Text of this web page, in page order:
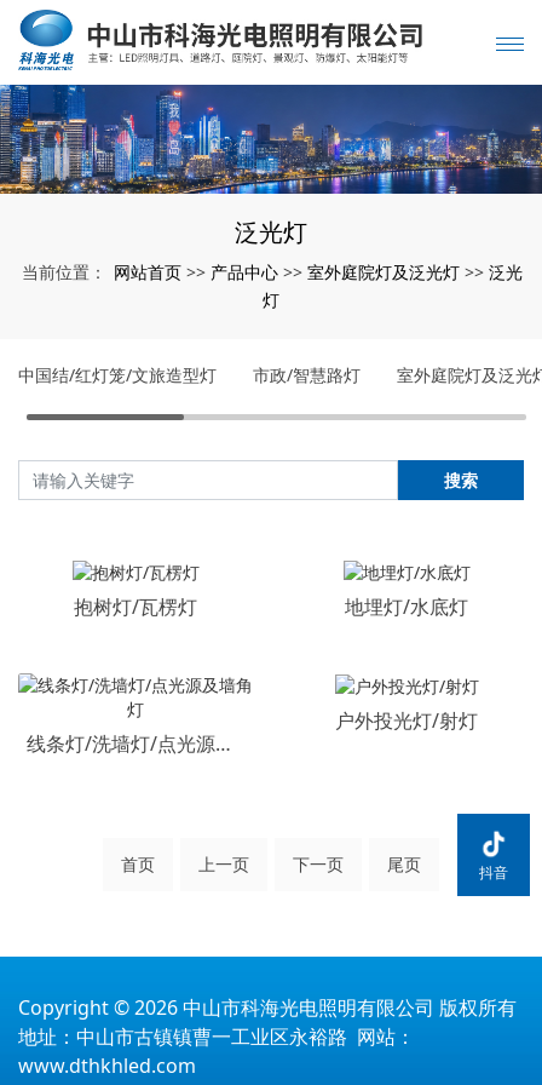
泛光灯
当前位置： 网站首页 >> 产品中心 >> 室外庭院灯及泛光灯 >> 泛光
灯
中国结/红灯笼/文旅造型灯 市政/智慧路灯 室外庭院灯及泛光
搜索
抱树灯/瓦楞灯 地埋灯/水底灯
线条灯/洗墙灯/点光源及墙角灯
户外投光灯/射灯
首页 上一页 下一页 尾页
Copyright © 2026 中山市科海光电照明有限公司 版权所有
地址：中山市古镇镇曹一工业区永裕路 网站：
www.dthkhled.com
抖音